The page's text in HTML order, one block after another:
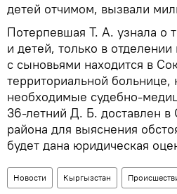
детей отчимом, вызвали
Потерпевшая Т. А. узнала о
и детей, только в
с сыновьями находится в
территориальной больнице,
необходимые судебно-
36-летний Д. Б. доставлен в
района для выяснения
будет дана юридическая
Новости Кыргызстан